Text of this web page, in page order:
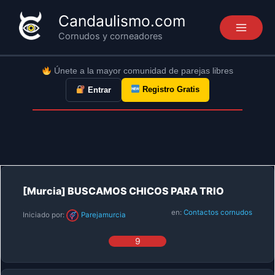
contenido
Candaulismo.com
Cornudos y corneadores
Únete a la mayor comunidad de parejas libres
Entrar Registro Gratis
[Murcia] BUSCAMOS CHICOS PARA TRIO
Iniciado por: Parejamurcia en: Contactos cornudos
9